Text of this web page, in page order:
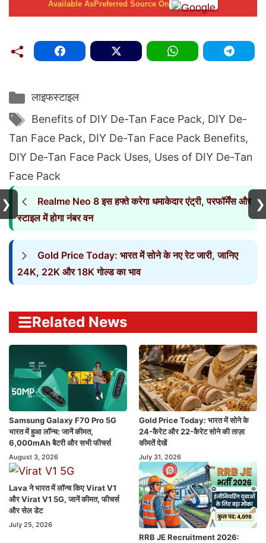
Available AsPreferred Source On
Categories
लाइफस्टाइल
Tags
Benefits of DIY De-Tan Face Pack, DIY De-
Tan Face Pack, DIY De-Tan Face Pack Benefits,
DIY De-Tan Face Pack Uses, Uses of DIY De-Tan
Face Pack
Realme Neo 8 इस हफ्ते करेगा धमाकेदार एंट्री, परफॉर्मेंस और
स्टाइल में होगा नंबर वन
Gold Price Today: भारत में सोने के नए रेट जारी, जानिए
24K, 22K और 18K गोल्ड का भाव
Related News
Samsung Galaxy F70 Pro 5G
भारत में हुआ लॉन्च: जानें कीमत,
6,000mAh बैटरी और सभी फीचर्स
August 3, 2026
Gold Price Today: भारत में सोने के
24-कैरेट और 22-कैरेट सोने की ताज़ा
कीमतें देखें
July 31, 2026
Lava ने भारत में लॉन्च किए Virat V1
और Virat V1 5G, जानें कीमत, फीचर्स
और सेल डेट
July 25, 2026
RRB JE Recruitment 2026:
❯ ❯